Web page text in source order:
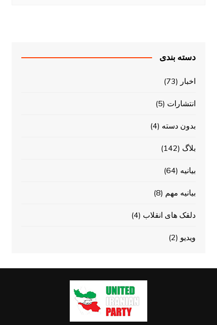
دسته بندی
اخبار (73)
انتشارات (5)
بدون دسته (4)
بلاگ (142)
بیانیه (64)
بیانیه مهم (8)
دلقک های انقلاب (4)
ویدیو (2)